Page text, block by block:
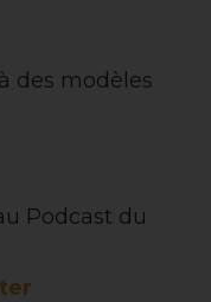
des modèles
Podcast du